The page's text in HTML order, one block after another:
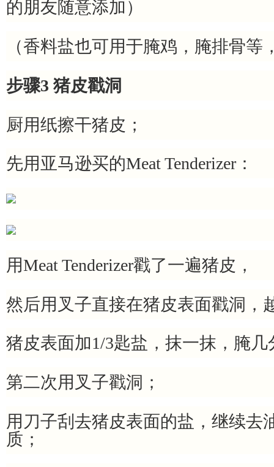
的朋友随意添加）
（香料盐也可用于腌鸡，腌排骨等
步骤3 猪皮戳洞
厨用纸擦干猪皮；
先用亚马逊买的Meat Tenderizer：
用Meat Tenderizer戳了一遍猪皮，
然后用叉子直接在猪皮表面戳洞，
猪皮表面加1/3匙盐，抹一抹，腌几
第二次用叉子戳洞；
用刀子刮去猪皮表面的盐，继续去
质；